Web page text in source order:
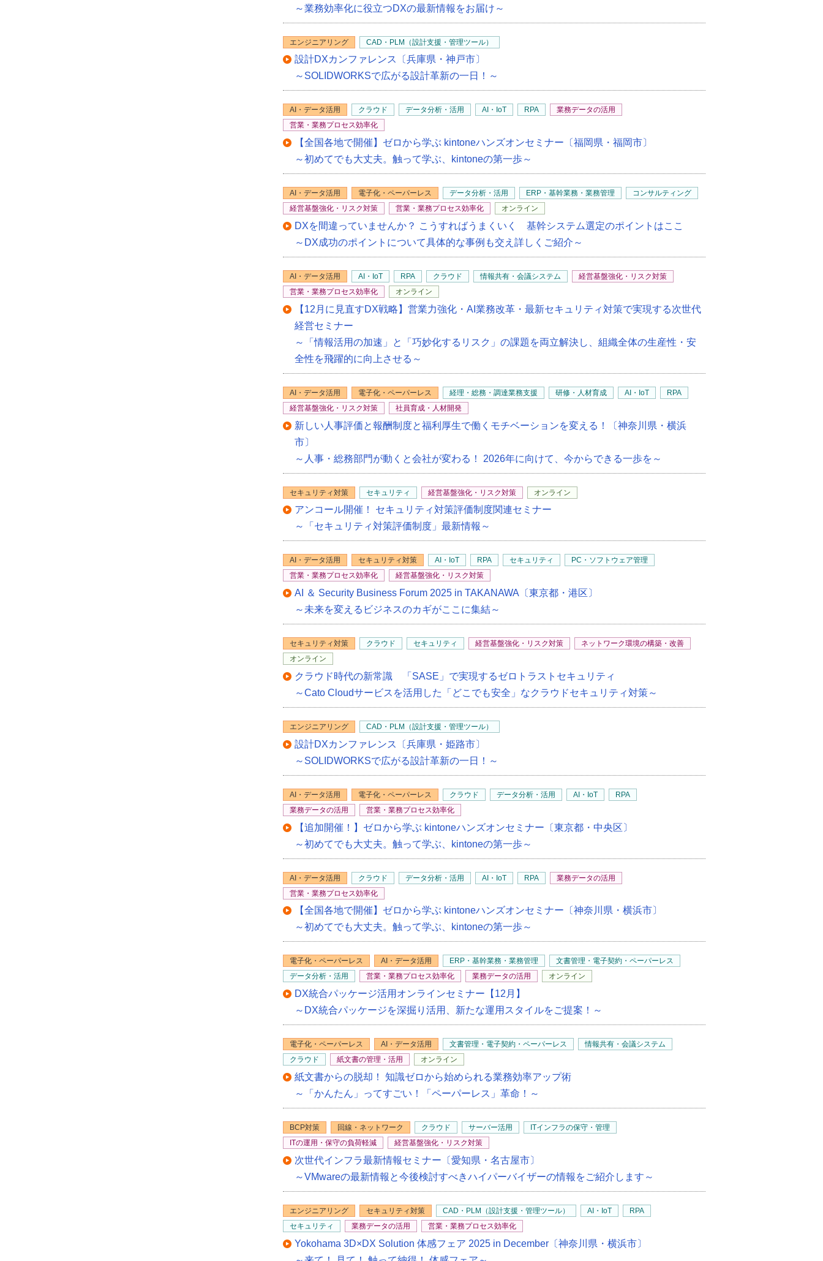
～業務効率化に役立つDXの最新情報をお届け～
エンジニアリング CAD・PLM（設計支援・管理ツール）
設計DXカンファレンス〔兵庫県・神戸市〕
～SOLIDWORKSで広がる設計革新の一日！～
AI・データ活用 クラウド データ分析・活用 AI・IoT RPA
業務データの活用
営業・業務プロセス効率化
【全国各地で開催】ゼロから学ぶ kintoneハンズオンセミナー〔福岡県・福岡市〕
～初めてでも大丈夫。触って学ぶ、kintoneの第一歩～
AI・データ活用 電子化・ペーパーレス データ分析・活用 ERP・基幹業務・業務管理
コンサルティング
経営基盤強化・リスク対策
営業・業務プロセス効率化 オンライン
DXを間違っていませんか？ こうすればうまくいく 基幹システム選定のポイントはここ
～DX成功のポイントについて具体的な事例も交え詳しくご紹介～
AI・データ活用 AI・IoT RPA クラウド 情報共有・会議システム
経営基盤強化・リスク対策
営業・業務プロセス効率化
オンライン
【12月に見直すDX戦略】営業力強化・AI業務改革・最新セキュリティ対策で実現する次世代
経営セミナー
～「情報活用の加速」と「巧妙化するリスク」の課題を両立解決し、組織全体の生産性・安
全性を飛躍的に向上させる～
AI・データ活用 電子化・ペーパーレス 経理・総務・調達業務支援 研修・人材育成 AI・IoT
RPA
経営基盤強化・リスク対策
社員育成・人材開発
新しい人事評価と報酬制度と福利厚生で働くモチベーションを変える！〔神奈川県・横浜
市〕
～人事・総務部門が動くと会社が変わる！ 2026年に向けて、今からできる一歩を～
セキュリティ対策 セキュリティ 経営基盤強化・リスク対策 オンライン
アンコール開催！ セキュリティ対策評価制度関連セミナー
～「セキュリティ対策評価制度」最新情報～
AI・データ活用 セキュリティ対策 AI・IoT RPA セキュリティ
PC・ソフトウェア管理
営業・業務プロセス効率化
経営基盤強化・リスク対策
AI ＆ Security Business Forum 2025 in TAKANAWA〔東京都・港区〕
～未来を変えるビジネスのカギがここに集結～
セキュリティ対策 クラウド セキュリティ 経営基盤強化・リスク対策
ネットワーク環境の構築・改善
オンライン
クラウド時代の新常識 「SASE」で実現するゼロトラストセキュリティ
～Cato Cloudサービスを活用した「どこでも安全」なクラウドセキュリティ対策～
エンジニアリング CAD・PLM（設計支援・管理ツール）
設計DXカンファレンス〔兵庫県・姫路市〕
～SOLIDWORKSで広がる設計革新の一日！～
AI・データ活用 電子化・ペーパーレス クラウド データ分析・活用 AI・IoT
RPA
業務データの活用
営業・業務プロセス効率化
【追加開催！】ゼロから学ぶ kintoneハンズオンセミナー〔東京都・中央区〕
～初めてでも大丈夫。触って学ぶ、kintoneの第一歩～
AI・データ活用 クラウド データ分析・活用 AI・IoT RPA
業務データの活用
営業・業務プロセス効率化
【全国各地で開催】ゼロから学ぶ kintoneハンズオンセミナー〔神奈川県・横浜市〕
～初めてでも大丈夫。触って学ぶ、kintoneの第一歩～
電子化・ペーパーレス AI・データ活用 ERP・基幹業務・業務管理
文書管理・電子契約・ペーパーレス
データ分析・活用
営業・業務プロセス効率化 業務データの活用 オンライン
DX統合パッケージ活用オンラインセミナー【12月】
～DX統合パッケージを深掘り活用、新たな運用スタイルをご提案！～
電子化・ペーパーレス AI・データ活用 文書管理・電子契約・ペーパーレス
情報共有・会議システム
クラウド
紙文書の管理・活用 オンライン
紙文書からの脱却！ 知識ゼロから始められる業務効率アップ術
～「かんたん」ってすごい！「ペーパーレス」革命！～
BCP対策 回線・ネットワーク クラウド サーバー活用
ITインフラの保守・管理
ITの運用・保守の負荷軽減
経営基盤強化・リスク対策
次世代インフラ最新情報セミナー〔愛知県・名古屋市〕
～VMwareの最新情報と今後検討すべきハイパーバイザーの情報をご紹介します～
エンジニアリング セキュリティ対策 CAD・PLM（設計支援・管理ツール） AI・IoT
RPA
セキュリティ
業務データの活用 営業・業務プロセス効率化
Yokohama 3D×DX Solution 体感フェア 2025 in December〔神奈川県・横浜市〕